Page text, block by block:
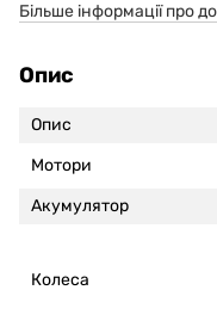
Більше інформації про
Опис
Опис
Мотори
Акумулятор
Колеса